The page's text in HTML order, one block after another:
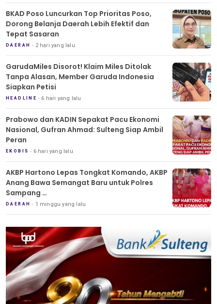
BKAD Poso Luncurkan Top Prioritas Poso,
Dorong Belanja Daerah Lebih Efektif dan
Tepat Sasaran
DAERAH 2 hari yang lalu
GarudaMiles Disorot! Klaim Miles Ditolak
Tanpa Alasan, Member Garuda Indonesia
Siapkan Petisi
HEADLINE 6 hari yang lalu
Prabowo dan KADIN Sepakat Pacu Ekonomi
Nasional, Gufran Ahmad: Sulteng Siap Ambil
Peran
EKOBIS 6 hari yang lalu
AKBP Hartono Lepas Tongkat Komando, AKBP
Anang Bawa Semangat Baru untuk Polres
Sampang
Tradisi Pedang Pora Iringi Sertijab Kapolres
Sampang
DAERAH 1 minggu yang lalu